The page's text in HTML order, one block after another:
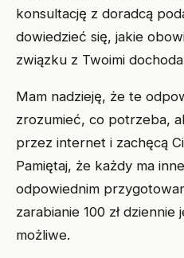
konsultację z doradcą
dowiedzieć się, jakie
związku z Twoimi
Mam nadzieję, że te
zrozumieć, co potrzeba,
przez internet i zachęcą
Pamiętaj, że każdy ma
odpowiednim
zarabianie 100 zł dziennie
możliwe.